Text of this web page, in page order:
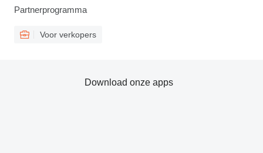
Partnerprogramma
Voor verkopers
Download onze apps